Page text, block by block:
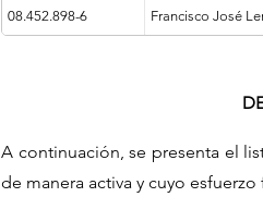
08.452.898-6 Francisco José
A continuación, se presenta el
de manera activa y cuyo